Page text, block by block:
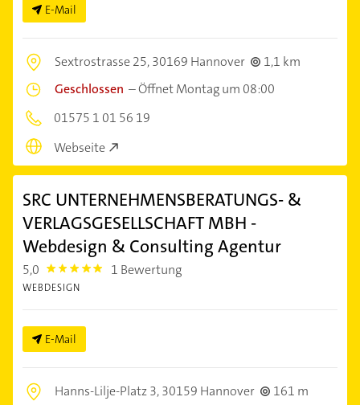
E-Mail
Sextrostrasse 25,30169 Hannover
1,1 km
Geschlossen –Öffnet Montag um 08:00
01575 1 01 56 19
Webseite
SRC UNTERNEHMENSBERATUNGS- &
VERLAGSGESELLSCHAFT MBH -
Webdesign & Consulting Agentur
5,0 5.0 1 Bewertung
WEBDESIGN
E-Mail
Hanns-Lilje-Platz 3,30159 Hannover
161 m